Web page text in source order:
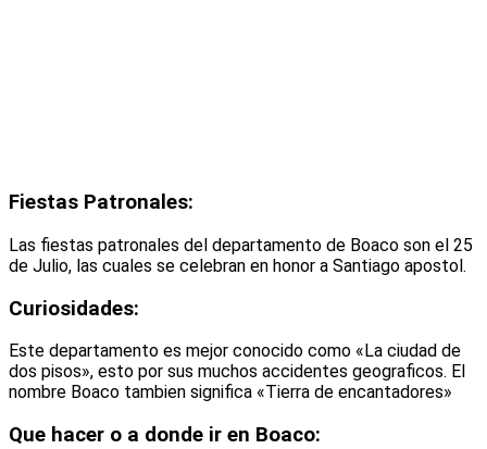
Fiestas Patronales:
Las fiestas patronales del departamento de Boaco son el 25
de Julio, las cuales se celebran en honor a Santiago apostol.
Curiosidades:
Este departamento es mejor conocido como «La ciudad de
dos pisos», esto por sus muchos accidentes geograficos. El
nombre Boaco tambien significa «Tierra de encantadores»
Que hacer o a donde ir en Boaco: